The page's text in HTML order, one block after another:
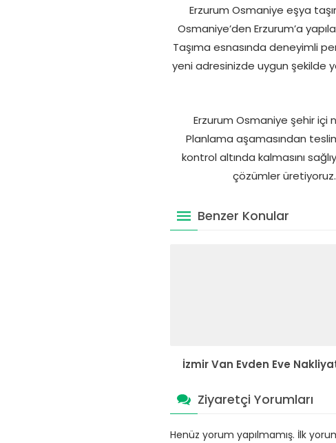
Erzurum Osmaniye eşya
Osmaniye’den Erzurum’a
Taşıma esnasında deneyimli
yeni adresinizde uygun şekilde
Erzurum Osmaniye şehir içi
Planlama aşamasından
kontrol altında kalmasını
çözümler
Benzer Konular
İzmir Van Evden Eve
Ziyaretçi Yorumları
Henüz yorum yapılmamış. İlk